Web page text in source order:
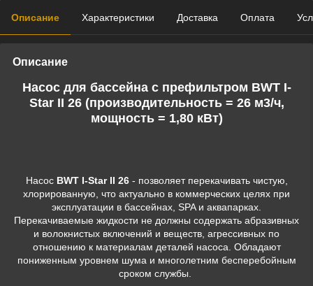
Описание Характеристики Доставка Оплата
Описание
Насос для бассейна с префильтром BWT I-
Star II 26 (производительность = 26 м3/ч,
мощность = 1,80 кВт)
Насос BWT I-Star II 26 - позволяет перекачивать чистую,
хлорированную, что актуально в коммерческих целях при
эксплуатации в бассейнах, SPA и аквапарках.
Перекачиваемые жидкости не должны содержать абразивных
и волокнистых включений и веществ, агрессивных по
отношению к материалам деталей насоса. Обладают
пониженным уровнем шума и многолетним бесперебойным
сроком службы.